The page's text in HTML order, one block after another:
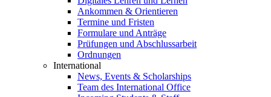
Ankommen & Orientieren
Termine und Fristen
Formulare und Anträge
Prüfungen und Abschlussarbeit
Ordnungen
International
News, Events & Scholarships
Team des International Office